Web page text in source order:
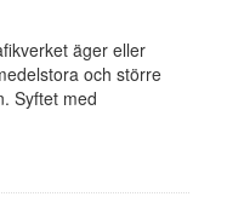
äger eller
och större
Syftet med